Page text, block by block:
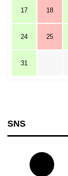
17 18
24 25
31
SNS